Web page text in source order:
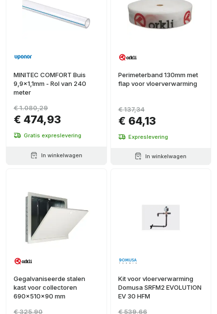
MINITEC COMFORT Buis
9,9x1,1mm - Rol van 240
meter
€ 474,93
€ 1.080,29
Gratis expreslevering
In winkelwagen
Perimeterband 130mm met
flap voor vloerverwarming
€ 64,13
€ 137,34
Expreslevering
In winkelwagen
Gegalvaniseerde stalen
kast voor collectoren
690x510x90 mm
€ 325,90
Kit voor vloerverwarming
Domusa SRFM2 EVOLUTION
EV 30 HFM
€ 539,66